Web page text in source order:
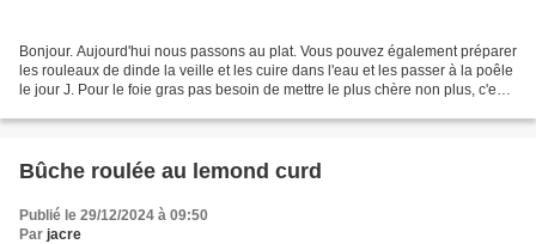
Bonjour. Aujourd'hui nous passons au plat. Vous pouvez également préparer
les rouleaux de dinde la veille et les cuire dans l'eau et les passer à la poêle
le jour J. Pour le foie gras pas besoin de mettre le plus chère non plus, c'est
Bûche roulée au lemond curd
Publié le 29/12/2024 à 09:50
Par jacre